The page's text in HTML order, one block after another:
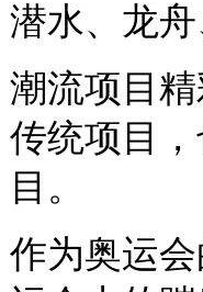
潜水、龙
潮流项目
传统项目
目。
作为奥运